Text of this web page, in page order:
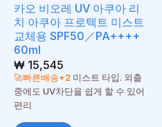
카오 비오레 UV 아쿠아 리
치 아쿠아 프로텍트 미스트
교체용 SPF50／PA++++
60ml
₩15,545
🚀빠른배송+2미스트 타입. 외출
중에도 UV차단을 쉽게 할 수 있어
편리